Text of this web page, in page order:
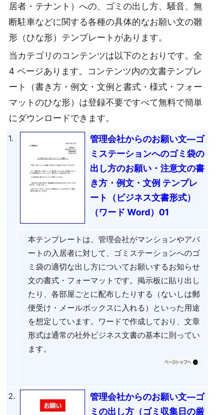
居者・テナント）への、ゴミの出し方、騒音、無
断駐車などに関する各種の具体的なお願い文の雛
形（ひな形）テンプレートがあります。
当カテゴリのコンテンツは以下のとおりです。全
4 ページあります。コンテンツ内の文書テンプレ
ート（書き方・例文・文例と書式・様式・フォー
マットのひな形）は登録不要ですべて無料で簡単
にダウンロードできます。
1.
管理会社からのお願い文―ゴ
ミステーションへのゴミ袋の
出し方のお願い・注意文の書
き方・例文・文例 テンプレ
ート（ビジネス文書形式）
（ワード Word）01
本テンプレートは、管理会社がマンションやアパ
ートの入居者に対して、ゴミステーションへのゴ
ミ袋の適切な出し方についてお願いするお知らせ
文の書式・フォーマットです。掲示板に貼り出し
たり、各部屋ごとに配布したりする（ないしは郵
便受け・メールボックスに入れる）といった用途
を想定しています。ワードで作成しており、文章
形式は通常の社外ビジネス文書の基本に則ってい
ます。
2.
管理会社からのお願い文―ゴ
ミの出し方（ゴミ収集日の厳